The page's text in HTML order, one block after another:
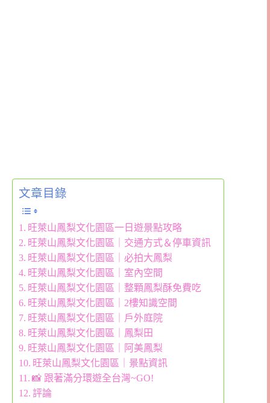
文章目錄
旺萊山鳳梨文化園區一日遊景點攻略
旺萊山鳳梨文化園區｜交通方式＆停車資訊
旺萊山鳳梨文化園區｜必拍大鳳梨
旺萊山鳳梨文化園區｜室內空間
旺萊山鳳梨文化園區｜整顆鳳梨酥免費吃
旺萊山鳳梨文化園區｜2樓知識空間
旺萊山鳳梨文化園區｜戶外庭院
旺萊山鳳梨文化園區｜鳳梨田
旺萊山鳳梨文化園區｜阿美鳳梨
旺萊山鳳梨文化園區｜景點資訊
📸 跟著滿分環遊全台灣~GO!
評論